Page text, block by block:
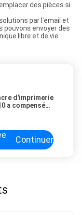
des pièces si
par l'email et
pouvons envoyer des
libre et de vie
d'imprimerie
a compensé
Continuer